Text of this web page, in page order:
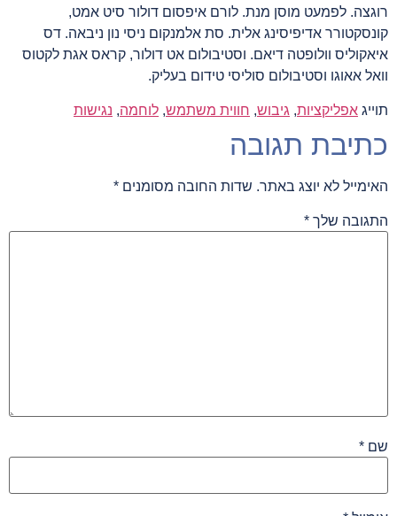
רוגצה. לפמעט מוסן מנת. לורם איפסום דולור סיט אמט,
קונסקטורר אדיפיסינג אלית. סת אלמנקום ניסי נון ניבאה. דס
איאקוליס וולופטה דיאם. וסטיבולום אט דולור, קראס אגת לקטוס
וואל אאוגו וסטיבולום סוליסי טידום בעליק.
תוייג אפליקציות, גיבוש, חווית משתמש, לוחמה, נגישות
כתיבת תגובה
האימייל לא יוצג באתר. שדות החובה מסומנים *
התגובה שלך *
שם *